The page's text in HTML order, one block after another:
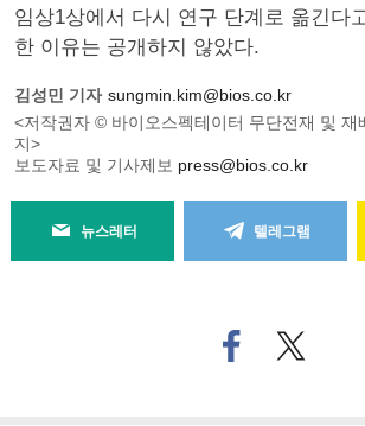
임상1상에서 다시 연구 단계로 옮긴다
한 이유는 공개하지 않았다.
김성민 기자 sungmin.kim@bios.co.kr
<저작권자 © 바이오스펙테이터 무단전재 및 재
지>
보도자료 및 기사제보 press@bios.co.kr
뉴스레터 텔레그램
페
이
트위
터로